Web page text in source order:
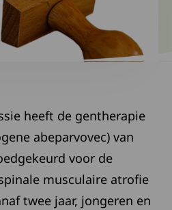
heeft de gentherapie
abeparvovec) van
voor de
musculaire atrofie
twee jaar, jongeren en